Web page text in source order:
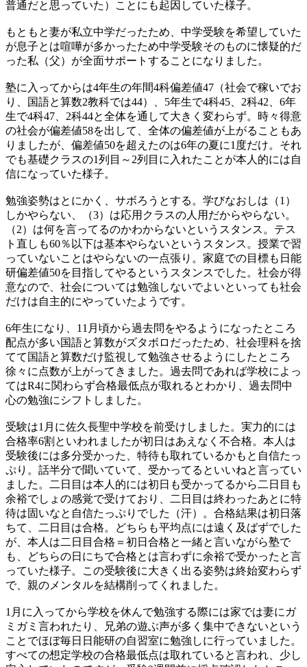
普通だと思っていた）ことにも起因していた様子。
もともと妻が私立中学だったため、中学受験を希望していた
が息子とは喧嘩が多かったため中学受験そのものに懐疑的だ
った私（父）が全面サポートすることになりました。
塾に入ってからは4年生の年間4科偏差値47（社会で稼いでお
り、国語と算数2教科では44）、5年生で4科45、2科42、6年
生で4科47、2科44と全体を通して大きく変わらず。時々得意
の社会が偏差値58を出して、全体の偏差値が上がることもあ
りましたが、偏差値50を超えたのは6年の夏に1度だけ。それ
でも基礎クラスの1列目～2列目に入れたことが本人的には自
信になっていた様子。
勉強姿勢はとにかく、サボろうとする。学びなおしは（1）
しかやらない、（3）は応用クラスの人用だからやらない。
（2）は何を言ってるのかわからないというスタンス。テス
ト直しも60％以下は基本やらないというスタンス。授業で習
っていないことはやらないの一点張り。家庭での目標も日能
研偏差値50を目指してやるというスタンスでした。社会が得
意なので、社会については勉強しないでよいといっても社会
だけは自主的にやっていたようです。
6年生になり、11月頃から過去問をやるようになったところ
配点が多い国語と算数がズタボロだったため、社会理科を捨
てて国語と算数だけ監視して勉強させるようにしたところ
徐々に点数が上がってきました。過去問であれば学校によっ
てはR4に関わらず合格最低点が取れるとわかり、過去問中
心の勉強にシフトしました。
受験は1月に佐久長聖中学校を前受けしました。実力的には
合格率6割といわれましたが初日はあえなく不合格。本人は
受験後には多分受かった、特待も取れているかもと自信たっ
ぷり。話半分で聞いていて、受かってるといいねと言ってい
ました。二日目は本人的には初日も受かってるから二日目も
余裕でしょの感覚で受けており、二日目は終わったあとに特
待は固いなと自信たっぷりでした（汗）。合格結果は初日落
ちて、二日目は合格。どちらも平均点には遠く及ばずでした
が、本人は二日目合格＝初日合格と一緒と言いながら塾で
も、どちらの日にちで合格とは言わずに余裕で受かったと言
っていた様子。この受験後に大きく出る姿勢は終始変わらず
で、親のメンタルを結構削ってくれました。
1月に入ってから学校を休んで勉強する際には家では妻にガ
ミガミ言われたり、兄弟の遊ぶ声が多く集中できないという
ことでほぼ毎日日能研の自習室に勉強しに行っていました。
すべての想定学校の合格最低点は取れていると言われ、少し